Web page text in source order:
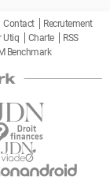
Contact
Recrutement
Utiq Charte
RSS
Benchmark